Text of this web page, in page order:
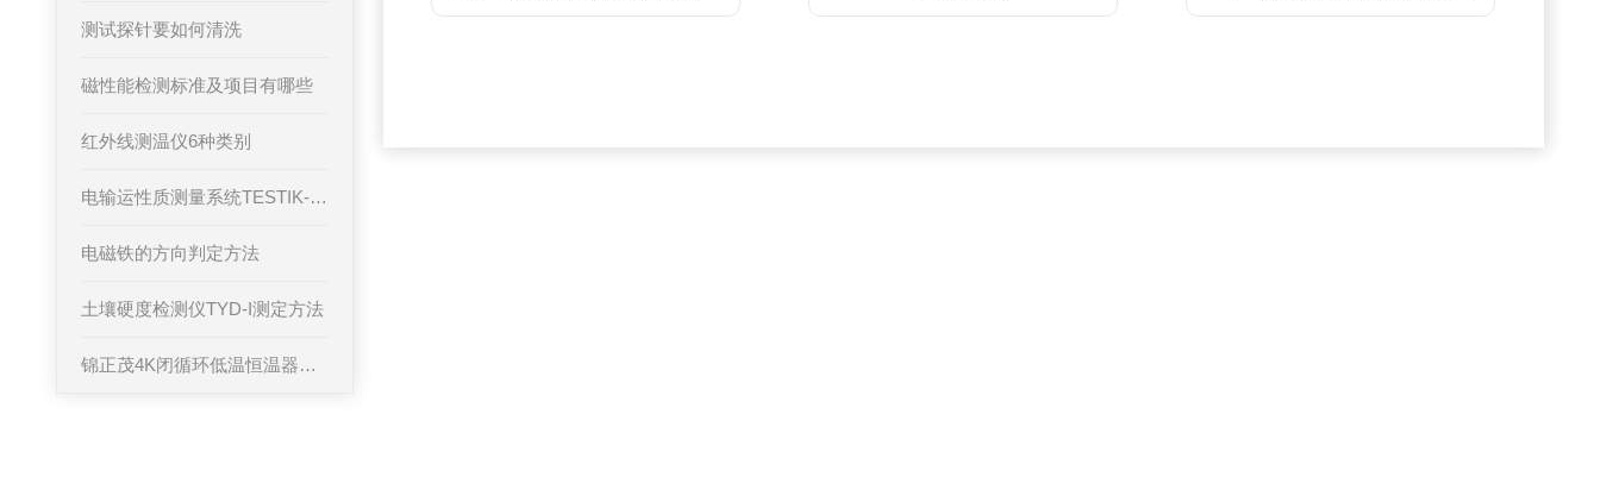
测试探针要如何清洗
磁性能检测标准及项目有哪些
红外线测温仪6种类别
电输运性质测量系统TESTIK-9的应用
电磁铁的方向判定方法
土壤硬度检测仪TYD-I测定方法
锦正茂4K闭循环低温恒温器的用途及技术参数